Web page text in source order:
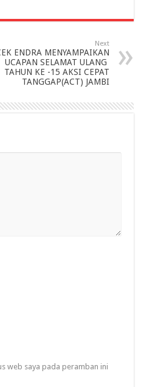
Next
ENDRA MENYAMPAIKAN
UCAPAN SELAMAT ULANG
TAHUN KE -15 AKSI CEPAT
TANGGAP(ACT) JAMBI
web saya pada peramban ini